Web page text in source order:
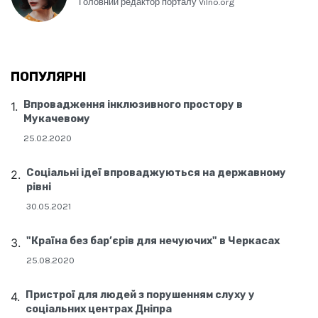
ПОПУЛЯРНІ
Впровадження інклюзивного простору в
Мукачевому
25.02.2020
Соціальні ідеї впроваджуються на державному
рівні
30.05.2021
"Країна без бар’єрів для нечуючих" в Черкасах
25.08.2020
Пристрої для людей з порушенням слуху у
соціальних центрах Дніпра